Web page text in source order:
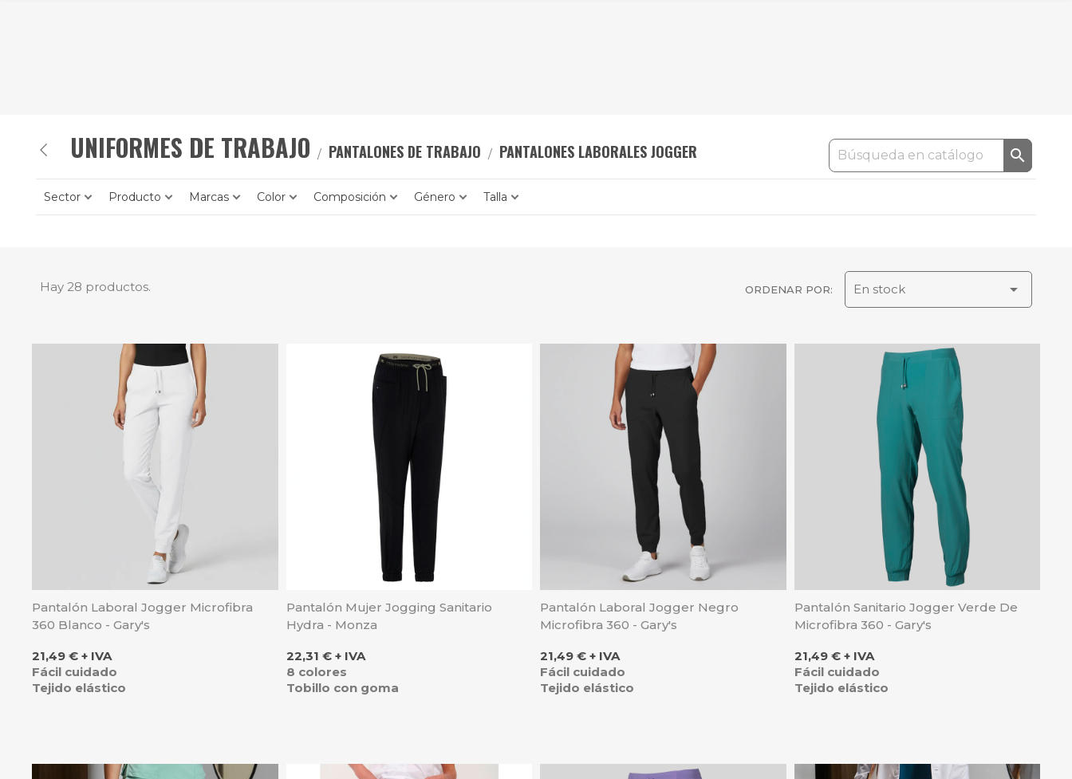
UNIFORMES DE TRABAJO PANTALONES DE TRABAJO PANTALONES LABORALES JOGGER 
Sector Producto Marcas Color Composición Género Talla
Hay 28 productos. ORDENAR POR: En stock 
Pantalón Laboral Jogger Microfibra
360 Blanco - Gary's
Precio
21,49 € + IVA
Fácil cuidado
Tejido elástico
Pantalón Mujer Jogging Sanitario
Hydra - Monza
Precio
22,31 € + IVA
8 colores
Tobillo con goma
Pantalón Laboral Jogger Negro
Microfibra 360 - Gary's
Precio
21,49 € + IVA
Fácil cuidado
Tejido elástico
Pantalón Sanitario Jogger Verde De
Microfibra 360 - Gary's
Precio
21,49 € + IVA
Fácil cuidado
Tejido elástico